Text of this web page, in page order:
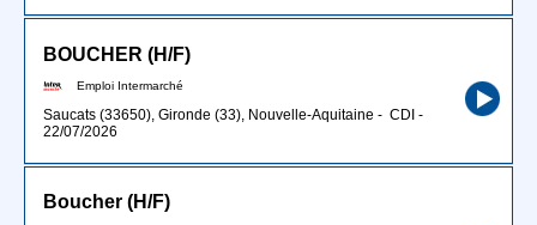
BOUCHER (H/F)
Emploi Intermarché
Saucats (33650), Gironde (33), Nouvelle-Aquitaine - CDI -
22/07/2026
Boucher (H/F)